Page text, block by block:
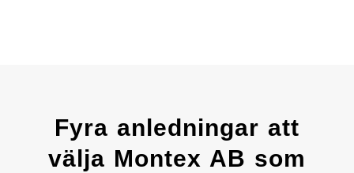
Fyra anledningar att
välja Montex AB som